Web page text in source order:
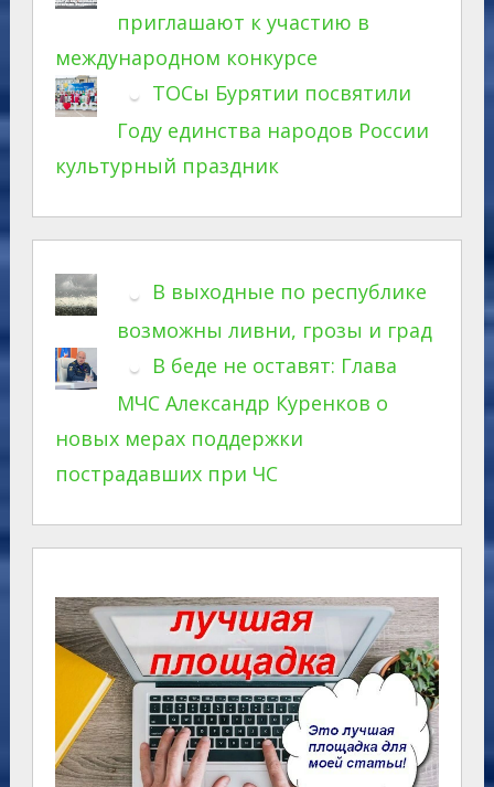
приглашают к участию в
международном конкурсе
ТОСы Бурятии посвятили
Году единства народов России
культурный праздник
В выходные по республике
возможны ливни, грозы и град
В беде не оставят: Глава
МЧС Александр Куренков о
новых мерах поддержки
пострадавших при ЧС